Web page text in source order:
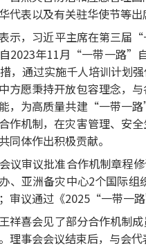
代表以及有关驻华使节等出
示，习近平主席在第三届
2023年11月“一带一路”
，通过实施千人培训计划
方愿秉持开放包容理念，
，为高质量共建“一带一
作机制，在灾害管理、安
同体作出积极贡献。
议审议批准合作机制章程
、亚洲备灾中心2个国际
审议通过《2025“一带一
祥喜会见了部分合作机制
理事会会议结束后，与会